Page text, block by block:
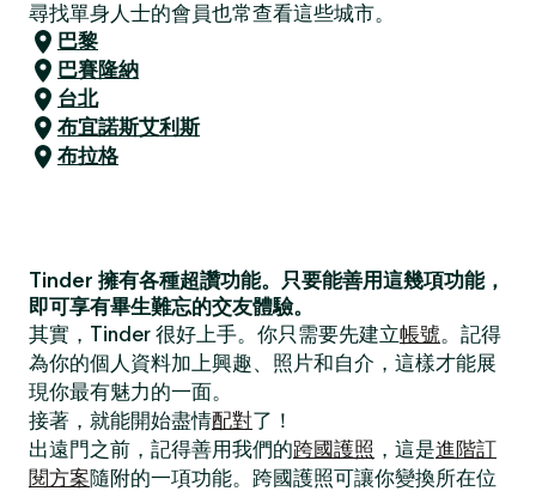
尋找單身人士的會員也常查看這些城市。
巴黎
巴賽隆納
台北
布宜諾斯艾利斯
布拉格
Tinder 擁有各種超讚功能。只要能善用這幾項功能，
即可享有畢生難忘的交友體驗。
其實，Tinder 很好上手。你只需要先建立帳號。記得
為你的個人資料加上興趣、照片和自介，這樣才能展
現你最有魅力的一面。
接著，就能開始盡情配對了！
出遠門之前，記得善用我們的跨國護照 ，這是進階訂
閱方案隨附的一項功能。跨國護照可讓你變換所在位